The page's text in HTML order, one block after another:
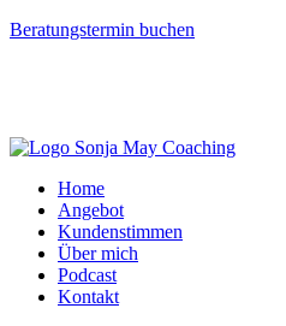
Beratungstermin buchen
Home
Angebot
Kundenstimmen
Über mich
Podcast
Kontakt